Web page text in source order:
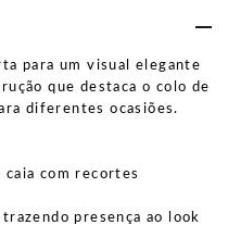
para um visual elegante
que destaca o colo de
diferentes ocasiões.
com recortes
presença ao look